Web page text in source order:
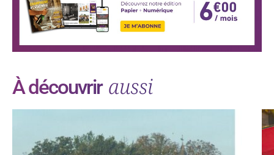
À découvrir aussi